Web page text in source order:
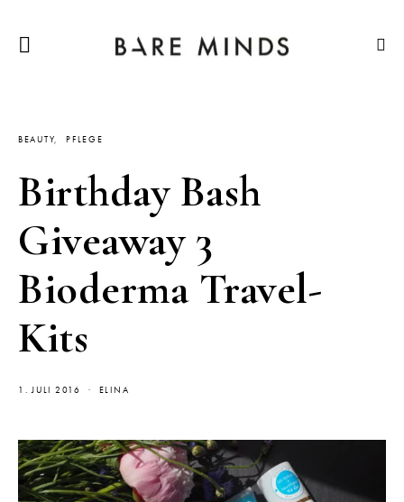
BEAUTY PFLEGE
Birthday Bash
Giveaway 3
Bioderma Travel-
Kits
1. JULI 2016 ELINA